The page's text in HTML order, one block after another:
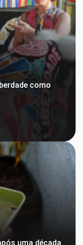
como
uma década